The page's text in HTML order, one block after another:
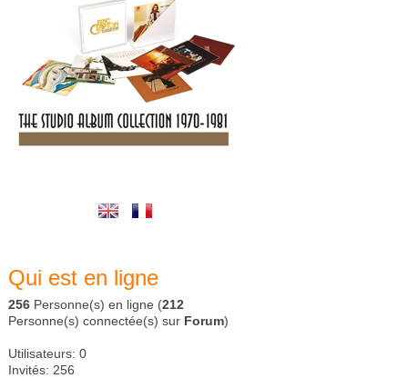
Qui est en ligne
256 Personne(s) en ligne (212
Personne(s) connectée(s) sur Forum)
Utilisateurs: 0
Invités: 256